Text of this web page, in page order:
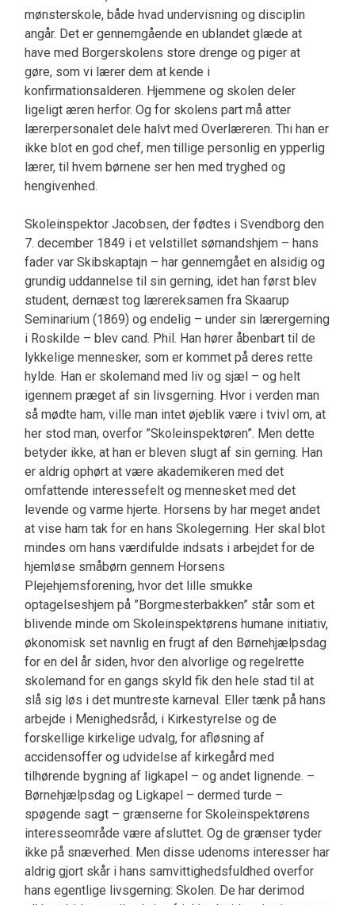
mønsterskole, både hvad undervisning og disciplin
angår. Det er gennemgående en ublandet glæde at
have med Borgerskolens store drenge og piger at
gøre, som vi lærer dem at kende i
konfirmationsalderen. Hjemmene og skolen deler
ligeligt æren herfor. Og for skolens part må atter
lærerpersonalet dele halvt med Overlæreren. Thi han er
ikke blot en god chef, men tillige personlig en ypperlig
lærer, til hvem børnene ser hen med tryghed og
hengivenhed.
Skoleinspektor Jacobsen, der fødtes i Svendborg den
7. december 1849 i et velstillet sømandshjem – hans
fader var Skibskaptajn – har gennemgået en alsidig og
grundig uddannelse til sin gerning, idet han først blev
student, dernæst tog lærereksamen fra Skaarup
Seminarium (1869) og endelig – under sin lærergerning
i Roskilde – blev cand. Phil. Han hører åbenbart til de
lykkelige mennesker, som er kommet på deres rette
hylde. Han er skolemand med liv og sjæl – og helt
igennem præget af sin livsgerning. Hvor i verden man
så mødte ham, ville man intet øjeblik være i tvivl om, at
her stod man, overfor ”Skoleinspektøren”. Men dette
betyder ikke, at han er bleven slugt af sin gerning. Han
er aldrig ophørt at være akademikeren med det
omfattende interessefelt og mennesket med det
levende og varme hjerte. Horsens by har meget andet
at vise ham tak for en hans Skolegerning. Her skal blot
mindes om hans værdifulde indsats i arbejdet for de
hjemløse småbørn gennem Horsens
Plejehjemsforening, hvor det lille smukke
optagelseshjem på ”Borgmesterbakken” står som et
blivende minde om Skoleinspektørens humane initiativ,
økonomisk set navnlig en frugt af den Børnehjælpsdag
for en del år siden, hvor den alvorlige og regelrette
skolemand for en gangs skyld fik den hele stad til at
slå sig løs i det muntreste karneval. Eller tænk på hans
arbejde i Menighedsråd, i Kirkestyrelse og de
forskellige kirkelige udvalg, for afløsning af
accidensoffer og udvidelse af kirkegård med
tilhørende bygning af ligkapel – og andet lignende. –
Børnehjælpsdag og Ligkapel – dermed turde –
spøgende sagt – grænserne for Skoleinspektørens
interesseområde være afsluttet. Og de grænser tyder
ikke på snæverhed. Men disse udenoms interesser har
aldrig gjort skår i hans samvittighedsfuldhed overfor
hans egentlige livsgerning: Skolen. De har derimod